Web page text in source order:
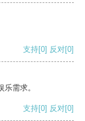
支持[0] 反对[0]
需求。
支持[0] 反对[0]